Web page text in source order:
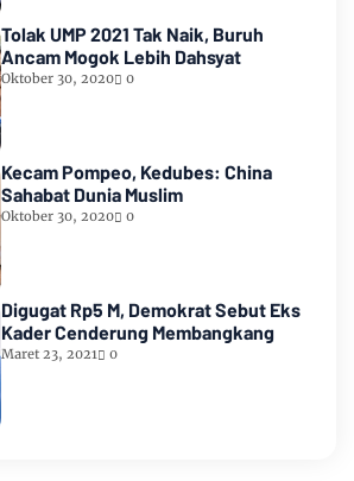
Tolak UMP 2021 Tak Naik, Buruh
Ancam Mogok Lebih Dahsyat
Oktober 30, 2020 0
Kecam Pompeo, Kedubes: China
Sahabat Dunia Muslim
Oktober 30, 2020 0
Digugat Rp5 M, Demokrat Sebut Eks
Kader Cenderung Membangkang
Maret 23, 2021 0